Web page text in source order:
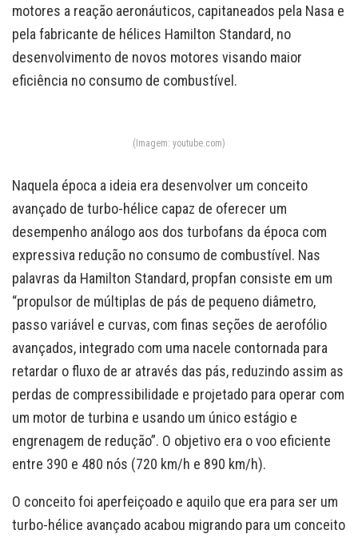
motores a reação aeronáuticos, capitaneados pela Nasa e
pela fabricante de hélices Hamilton Standard, no
desenvolvimento de novos motores visando maior
eficiência no consumo de combustível.
(Imagem: youtube.com)
Naquela época a ideia era desenvolver um conceito
avançado de turbo-hélice capaz de oferecer um
desempenho análogo aos dos turbofans da época com
expressiva redução no consumo de combustível. Nas
palavras da Hamilton Standard, propfan consiste em um
“propulsor de múltiplas de pás de pequeno diâmetro,
passo variável e curvas, com finas seções de aerofólio
avançados, integrado com uma nacele contornada para
retardar o fluxo de ar através das pás, reduzindo assim as
perdas de compressibilidade e projetado para operar com
um motor de turbina e usando um único estágio e
engrenagem de redução”. O objetivo era o voo eficiente
entre 390 e 480 nós (720 km/h e 890 km/h).
O conceito foi aperfeiçoado e aquilo que era para ser um
turbo-hélice avançado acabou migrando para um conceito